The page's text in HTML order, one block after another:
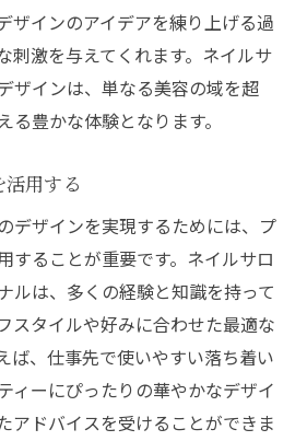
ザインのアイデアを練り上げる過
刺激を与えてくれます。ネイルサ
ザインは、単なる美容の域を超
る豊かな体験となります。
用する
デザインを実現するためには、プ
することが重要です。ネイルサロ
ルは、多くの経験と知識を持って
スタイルや好みに合わせた最適な
ば、仕事先で使いやすい落ち着い
ィーにぴったりの華やかなデザイ
アドバイスを受けることができま